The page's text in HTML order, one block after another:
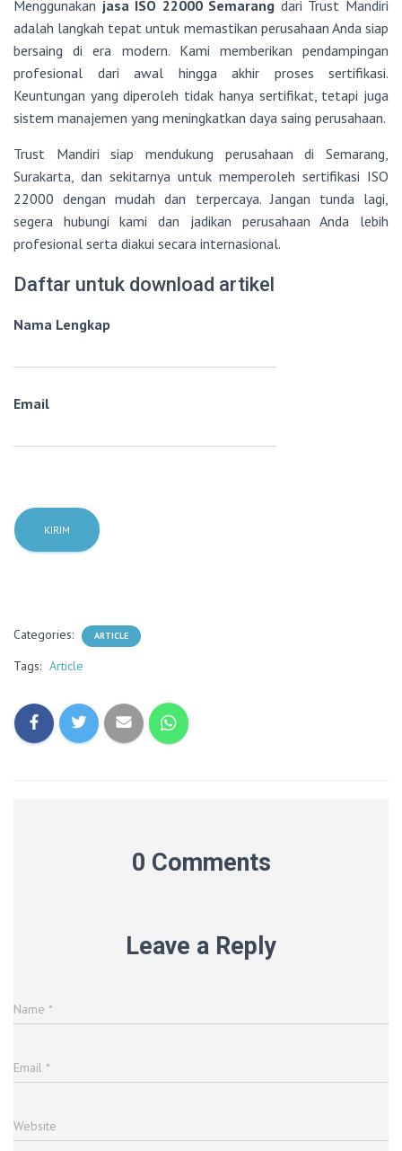
Menggunakan jasa ISO 22000 Semarang dari Trust Mandiri
adalah langkah tepat untuk memastikan perusahaan Anda siap
bersaing di era modern. Kami memberikan pendampingan
profesional dari awal hingga akhir proses sertifikasi.
Keuntungan yang diperoleh tidak hanya sertifikat, tetapi juga
sistem manajemen yang meningkatkan daya saing perusahaan.
Trust Mandiri siap mendukung perusahaan di Semarang,
Surakarta, dan sekitarnya untuk memperoleh sertifikasi ISO
22000 dengan mudah dan terpercaya. Jangan tunda lagi,
segera hubungi kami dan jadikan perusahaan Anda lebih
profesional serta diakui secara internasional.
Daftar untuk download artikel
Nama Lengkap
Email
Categories: ARTICLE
Tags: Article
0 Comments
Leave a Reply
Name *
Email *
Website